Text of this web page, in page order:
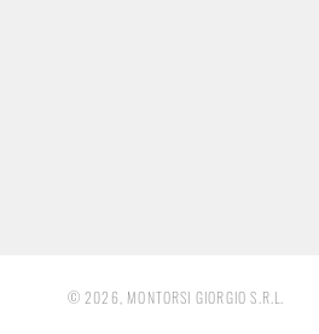
© 2026, MONTORSI GIORGIO S.R.L.